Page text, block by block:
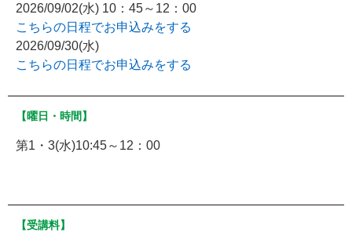
2026/09/02(水) 10：45～12：00
こちらの日程でお申込みをする
2026/09/30(水)
こちらの日程でお申込みをする
【曜日・時間】
第1・3(水)10:45～12：00
【受講料】